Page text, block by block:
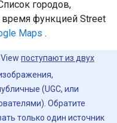
городов,
функцией Street
Maps .
поступают из двух
(UGC, или
Обратите
только один источник